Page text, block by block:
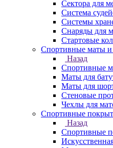
Сектора для
Система
Системы
Снаряды для
Стартовые
Спортивные маты и
Назад
Спортивные
Маты для
Маты для
Стеновые
Чехлы для
Спортивные
Назад
Спортивные